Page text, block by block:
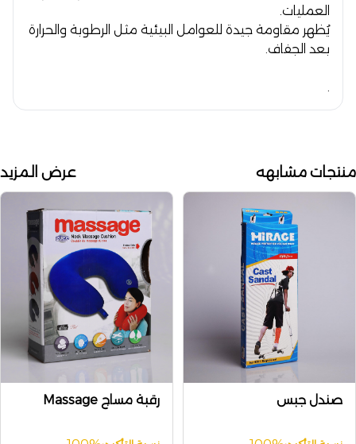
العمليات.
يُظهر مقاومة جيدة للعوامل البيئية مثل الرطوبة والحرارة
بعد الجفاف.
منتجات مشابهه عرض المزيد
صندل جبس رقبة مساج Massage